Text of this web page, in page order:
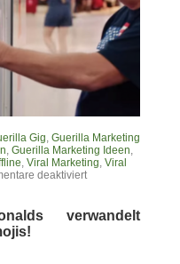
Gig Guerilla Marketing
Guerilla Marketing Ideen
Viral Marketing Viral
deaktiviert
verwandelt